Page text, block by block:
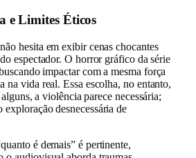
e Limites Éticos
hesita em exibir cenas chocantes
espectador. O horror gráfico da série
impactar com a mesma força
na vida real. Essa escolha, no entanto,
a violência parece necessária;
exploração desnecessária de
é demais” é pertinente,